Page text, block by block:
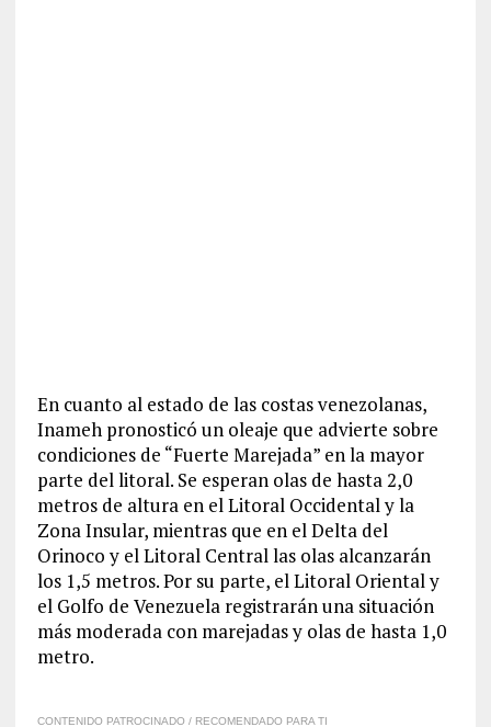
En cuanto al estado de las costas venezolanas,
Inameh pronosticó un oleaje que advierte sobre
condiciones de “Fuerte Marejada” en la mayor
parte del litoral. Se esperan olas de hasta 2,0
metros de altura en el Litoral Occidental y la
Zona Insular, mientras que en el Delta del
Orinoco y el Litoral Central las olas alcanzarán
los 1,5 metros. Por su parte, el Litoral Oriental y
el Golfo de Venezuela registrarán una situación
más moderada con marejadas y olas de hasta 1,0
metro.
CONTENIDO PATROCINADO / RECOMENDADO PARA TI